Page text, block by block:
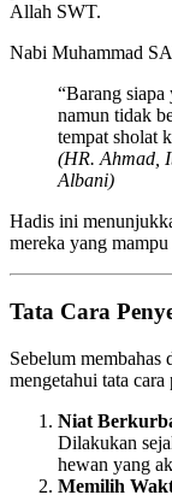
Allah SWT.
Nabi Muhammad
“Barang
namun tidak
tempat sholat
(HR. Ahmad,
Albani)
Hadis ini
mereka yang
Tata Cara
Sebelum
mengetahui tata
Niat
Dilakukan
hewan yang
Memilih